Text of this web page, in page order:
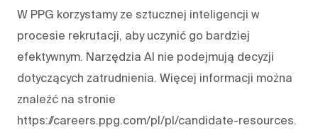
W PPG korzystamy ze sztucznej inteligencji w
procesie rekrutacji, aby uczynić go bardziej
efektywnym. Narzędzia AI nie podejmują decyzji
dotyczących zatrudnienia. Więcej informacji można
znaleźć na stronie
https://careers.ppg.com/pl/pl/candidate-resources.